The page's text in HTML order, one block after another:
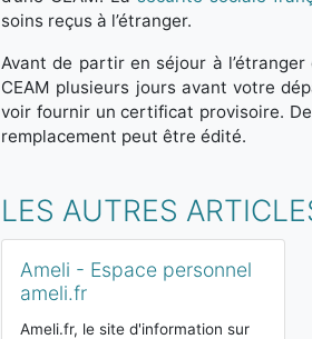
soins reçus à l’étranger.
Avant de partir en séjour à
CEAM plusieurs jours avant votre
voir fournir un certificat provisoire.
remplacement peut être édité.
LES AUTRES
Ameli - Espace personnel
ameli.fr
Ameli.fr, le site d'information sur